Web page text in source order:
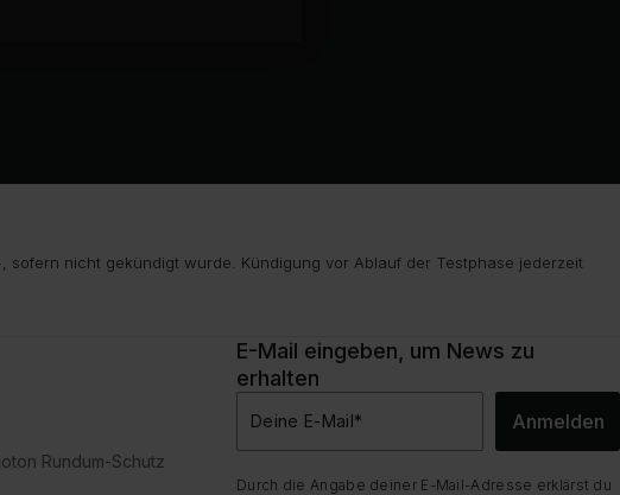
nicht gekündigt wurde. Kündigung vor Ablauf der Testphase jederzeit
Rundum-Schutz
E-Mail eingeben, um News zu
erhalten
Deine E-Mail* Anmelden
Durch die Angabe deiner E-Mail-Adresse erklärst du